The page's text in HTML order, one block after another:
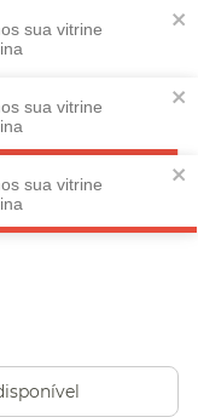
sua vitrine
sua vitrine
sua vitrine
REGULAMENTO
seu CEP